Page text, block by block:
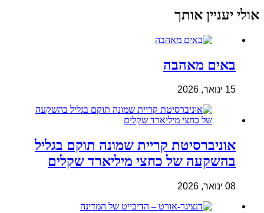
אולי יעניין אותך
באים מאהבה
15 ינואר, 2026
אוניברסיטת קריית שמונה תוקם בגליל
בהשקעה של כחצי מיליארד שקלים
08 ינואר, 2026